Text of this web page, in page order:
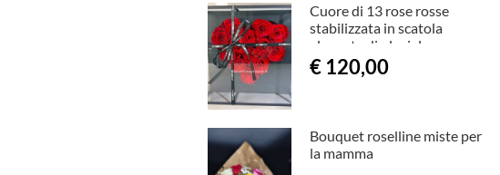
Cuore di 13 rose rosse
stabilizzata in scatola
elegante di plexiglas
€ 120,00
Bouquet roselline miste per
la mamma